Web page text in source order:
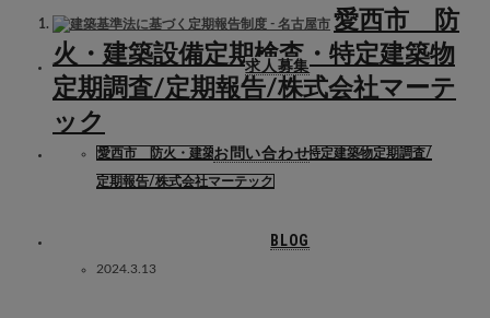
求人募集
お問い合わせ
BLOG
愛西市 防
火・建築設備定期検査・特定建築物
定期調査/定期報告/株式会社マーテ
ック
愛西市 防火・建築設備定期検査・特定建築物定期調査/
定期報告/株式会社マーテック
2024.3.13